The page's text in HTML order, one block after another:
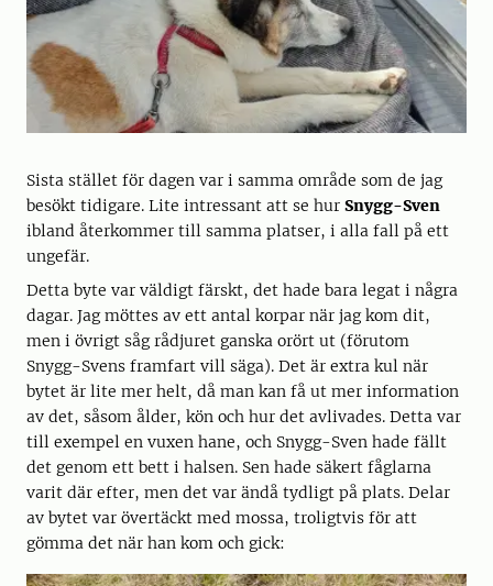
Sista stället för dagen var i samma område som de jag
besökt tidigare. Lite intressant att se hur Snygg-Sven
ibland återkommer till samma platser, i alla fall på ett
ungefär.
Detta byte var väldigt färskt, det hade bara legat i några
dagar. Jag möttes av ett antal korpar när jag kom dit,
men i övrigt såg rådjuret ganska orört ut (förutom
Snygg-Svens framfart vill säga). Det är extra kul när
bytet är lite mer helt, då man kan få ut mer information
av det, såsom ålder, kön och hur det avlivades. Detta var
till exempel en vuxen hane, och Snygg-Sven hade fällt
det genom ett bett i halsen. Sen hade säkert fåglarna
varit där efter, men det var ändå tydligt på plats. Delar
av bytet var övertäckt med mossa, troligtvis för att
gömma det när han kom och gick: